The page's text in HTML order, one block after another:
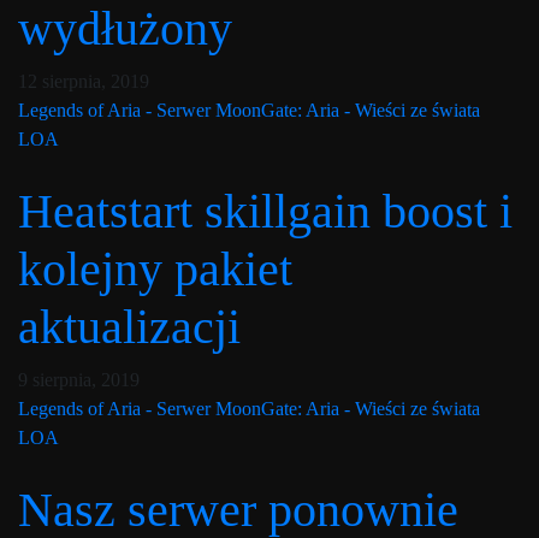
wydłużony
Post has published by
12 sierpnia, 2019
Legends of Aria - Serwer MoonGate: Aria - Wieści ze świata
LOA
Heatstart skillgain boost i
kolejny pakiet
aktualizacji
Post has published by
9 sierpnia, 2019
Legends of Aria - Serwer MoonGate: Aria - Wieści ze świata
LOA
Nasz serwer ponownie